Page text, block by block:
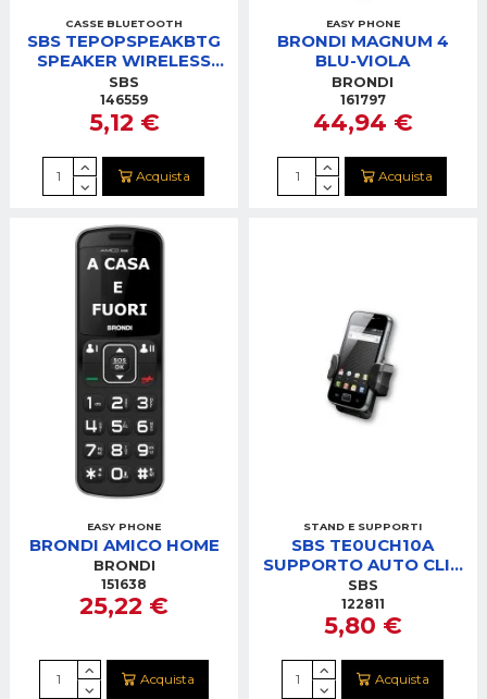
CASSE BLUETOOTH
SBS TEPOPSPEAKBTG
SPEAKER WIRELESS
LINEA POP VERDE
SBS
146559
5,12 €
Acquista
EASY PHONE
BRONDI MAGNUM 4
BLU-VIOLA
BRONDI
161797
44,94 €
Acquista
EASY PHONE
BRONDI AMICO HOME
BRONDI
151638
25,22 €
Acquista
STAND E SUPPORTI
SBS TE0UCH10A
SUPPORTO AUTO CLIP
BOCCHETTA AREAZ.
SBS
122811
5,80 €
Acquista